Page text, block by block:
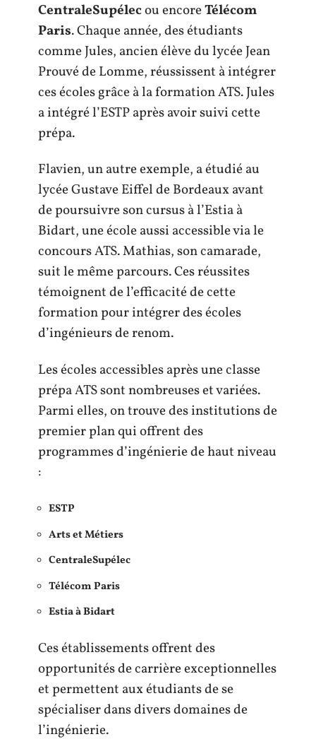
CentraleSupélecou encoreTélécom
Paris. Chaque année, des étudiants
comme Jules, ancien élève du lycée Jean
Prouvé de Lomme, réussissent à intégrer
ces écoles grâce à la formation ATS. Jules
a intégré l’ESTP après avoir suivi cette
prépa.
Flavien, un autre exemple, a étudié au
lycée Gustave Eiffel de Bordeaux avant
de poursuivre son cursus à l’Estia à
Bidart, une école aussi accessible via le
concours ATS. Mathias, son camarade,
suit le même parcours. Ces réussites
témoignent de l’efficacité de cette
formation pour intégrer des écoles
d’ingénieurs de renom.
Les écoles accessibles après une classe
prépa ATS sont nombreuses et variées.
Parmi elles, on trouve des institutions de
premier plan qui offrent des
programmes d’ingénierie de haut niveau
:
ESTP
Arts et Métiers
CentraleSupélec
Télécom Paris
Estia à Bidart
Ces établissements offrent des
opportunités de carrière exceptionnelles
et permettent aux étudiants de se
spécialiser dans divers domaines de
l’ingénierie.